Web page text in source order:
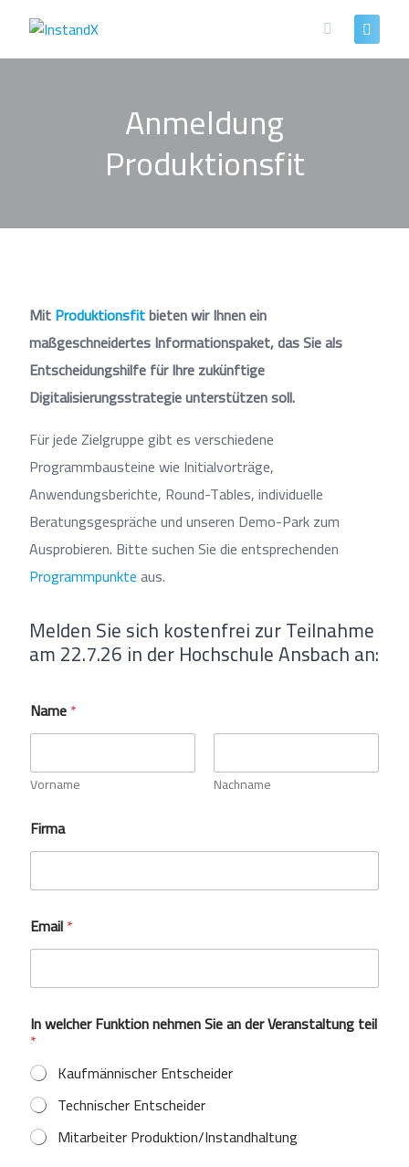
content
Anmeldung
Produktionsfit
MitProduktionsfitbieten wir Ihnen ein
maßgeschneidertes Informationspaket, das Sie als
Entscheidungshilfe für Ihre zukünftige
Digitalisierungsstrategie unterstützen soll.
Für jede Zielgruppe gibt es verschiedene
Programmbausteine wie Initialvorträge,
Anwendungsberichte, Round-Tables, individuelle
Beratungsgespräche und unseren Demo-Park zum
Ausprobieren. Bitte suchen Sie die entsprechenden
Programmpunkteaus.
Melden Sie sich kostenfrei zur Teilnahme
am 22.7.26 in der Hochschule Ansbach an:
i
e
e
n
e
r
w
l
h
e
r
Name*
Vorname Nachname
Firma
Email*
In welcher Funktion nehmen Sie an der Veranstaltung teil
*
Kaufmännischer Entscheider
Technischer Entscheider
Mitarbeiter Produktion/Instandhaltung